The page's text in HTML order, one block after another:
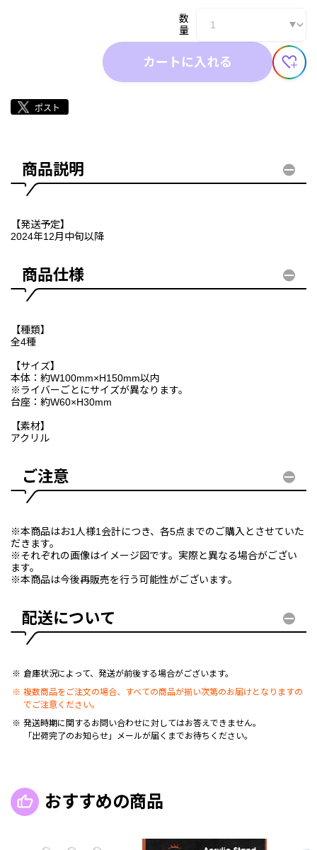
数
量
カートに入れる
商品説明
【発送予定】
2024年12月中旬以降
商品仕様
【種類】
全4種
【サイズ】
本体：約W100mm×H150mm以内
※ライバーごとにサイズが異なります。
台座：約W60×H30mm
【素材】
アクリル
ご注意
※本商品はお1人様1会計につき、各5点までのご購入とさせていた
だきます。
※それぞれの画像はイメージ図です。実際と異なる場合がござい
ます。
※本商品は今後再販売を行う可能性がございます。
配送について
倉庫状況によって、発送が前後する場合がございます。
複数商品をご注文の場合、すべての商品が揃い次第のお届けとなりますの
でご注意ください。
発送時期に関するお問い合わせに対してはお答えできません。
「出荷完了のお知らせ」メールが届くまでお待ちください。
おすすめの商品